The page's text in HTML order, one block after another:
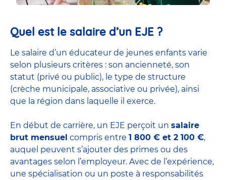
Quel est le salaire d’un EJE ?
Le salaire d’un éducateur de jeunes enfants varie
selon plusieurs critères : son ancienneté, son
statut (privé ou public), le type de structure
(crèche municipale, associative ou privée), ainsi
que la région dans laquelle il exerce.
En début de carrière, un EJE perçoit un salaire
brut mensuel compris entre 1 800 € et 2 100 €,
auquel peuvent s’ajouter des primes ou des
avantages selon l’employeur. Avec de l’expérience,
une spécialisation ou un poste à responsabilités